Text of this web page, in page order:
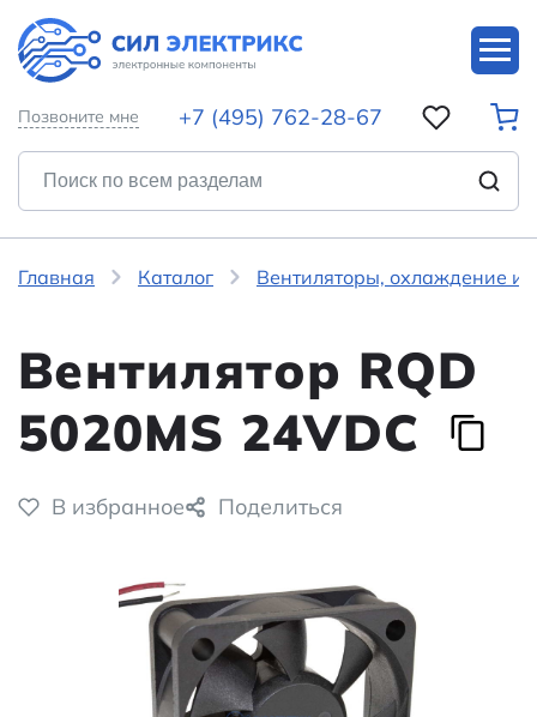
Позвоните мне +7 (495) 762-28-67
Главная Каталог Вентиляторы, охлаждение и
Вентилятор RQD
5020MS 24VDC
В избранное Поделиться